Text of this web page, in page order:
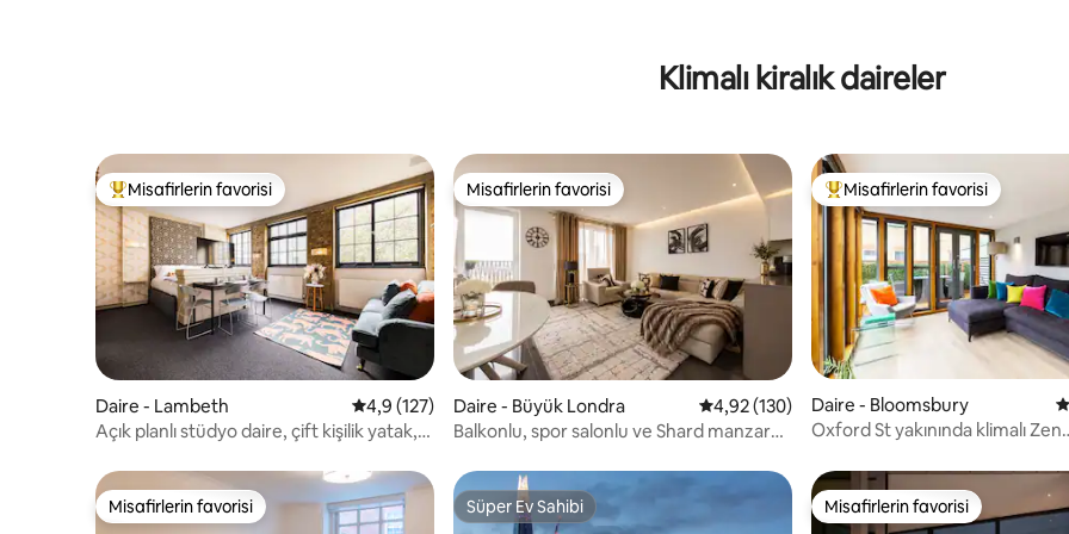
Klimalı kiralık daireler
Misafirlerin favorilerinden en beğenilenler arasında
Misafirlerin favorisi
Daire - Lambeth 5 üzerinden ortalama 4,9 puan, 127 değerlendirme
4,9 (127)
Açık planlı stüdyo daire, çift kişilik yatak,
Misafirlerin favorisi
Misafirlerin favorisi
Daire - Büyük Londra 5 üzerinden ortalama 4,92 puan, 130
4,92 (130)
Balkonlu, spor salonlu ve Shard manzaralı
Misafirlerin favorilerinden en
Misafirlerin favorisi
Daire - Bloomsbury
Oxford St yakınında klimalı Zen
Misafirlerin favorisi
Misafirlerin favorisi Süper Ev Sahibi
Süper Ev Sahibi Misafirlerin favorisi
Misafirlerin favorisi